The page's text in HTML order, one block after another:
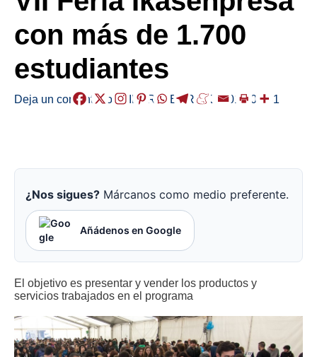
con más de 1.700
estudiantes
Deja un comentario /EIBAR ,HERRIAK /2018-01-31
¿Nos sigues? Márcanos como medio preferente.
Añádenos en Google
El objetivo es presentar y vender los productos y
servicios trabajados en el programa